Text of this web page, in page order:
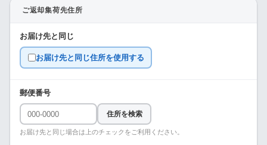
ご返却集荷先住所
お届け先と同じ
お届け先と同じ住所を使用する
郵便番号
住所を検索
お届け先と同じ場合は上のチェックをご利用ください。